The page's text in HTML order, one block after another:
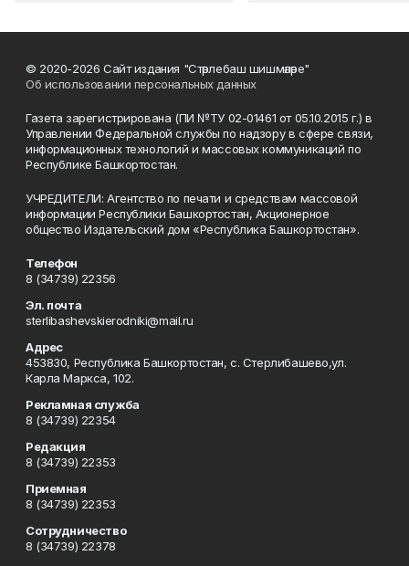
© 2020-2026 Сайт издания "Стәрлебаш шишмәләре"
Об использовании персональных данных
Газета зарегистрирована (ПИ №ТУ 02-01461 от 05.10.2015 г.) в
Управлении Федеральной службы по надзору в сфере связи,
информационных технологий и массовых коммуникаций по
Республике Башкортостан.
УЧРЕДИТЕЛИ: Агентство по печати и средствам массовой
информации Республики Башкортостан, Акционерное
общество Издательский дом «Республика Башкортостан».
Телефон
8 (34739) 22356
Эл. почта
sterlibashevskierodniki@mail.ru
Адрес
453830, Республика Башкортостан, c. Стерлибашево,ул.
Карла Маркса, 102.
Рекламная служба
8 (34739) 22354
Редакция
8 (34739) 22353
Приемная
8 (34739) 22353
Сотрудничество
8 (34739) 22378